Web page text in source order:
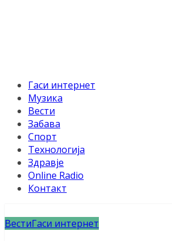
Гаси интернет
Музика
Вести
Забава
Спорт
Технологија
Здравје
Online Radio
Контакт
ВестиГаси интернет